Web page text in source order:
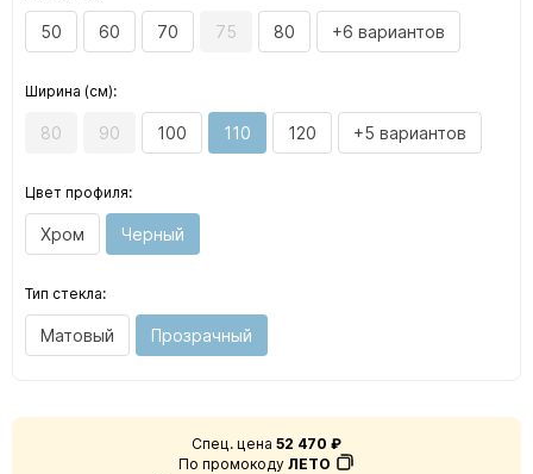
50 60 70 75 80 +6 вариантов
Ширина (см):
80 90 100 110 120 +5 вариантов
Цвет профиля:
Хром Черный
Тип стекла:
Матовый Прозрачный
Спец. цена 52 470 ₽
По промокоду ЛЕТО